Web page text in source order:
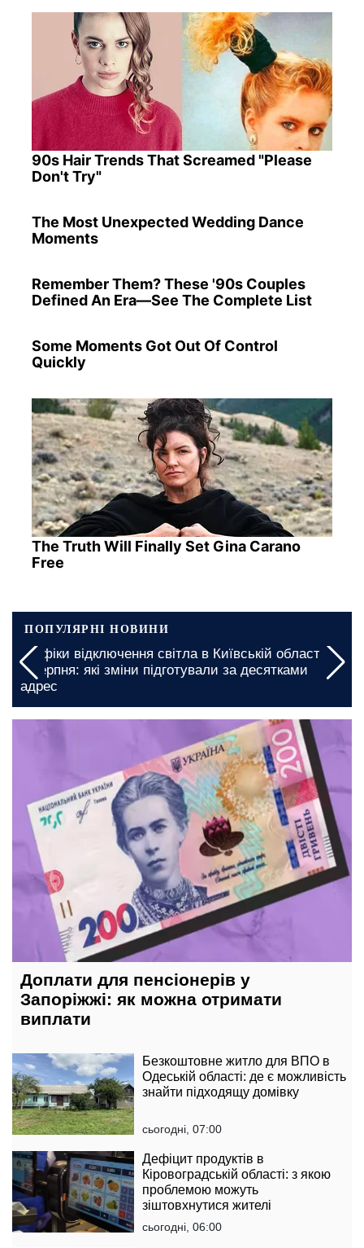
90s Hair Trends That Screamed "Please
Don't Try"
The Most Unexpected Wedding Dance
Moments
Remember Them? These '90s Couples
Defined An Era—See The Complete List
Some Moments Got Out Of Control
Quickly
The Truth Will Finally Set Gina Carano
Free
ПОПУЛЯРНІ НОВИНИ
Миколаївську область закликали підготуватися:
графіки відключення світла на 5 та 6 серпня
введено на довгі години
Доплати для пенсіонерів у
Запоріжжі: як можна отримати
виплати
Безкоштовне житло для ВПО в
Одеській області: де є можливість
знайти підходящу домівку
сьогодні, 07:00
Дефіцит продуктів в
Кіровоградській області: з якою
проблемою можуть
зіштовхнутися жителі
сьогодні, 06:00